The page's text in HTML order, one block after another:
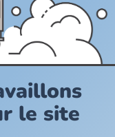
le site